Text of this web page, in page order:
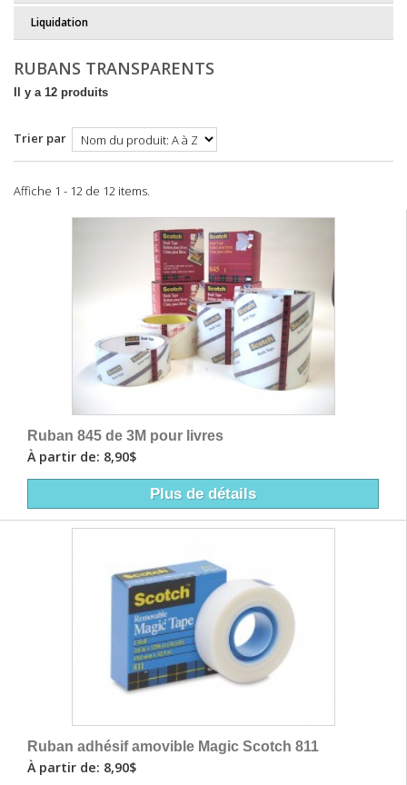
Liquidation
RUBANS TRANSPARENTS
Il y a 12 produits
Trier par
Affiche 1 - 12 de 12 items.
Ruban 845 de 3M pour livres
À partir de: 8,90$
Plus de détails
Ruban adhésif amovible Magic Scotch 811
À partir de: 8,90$